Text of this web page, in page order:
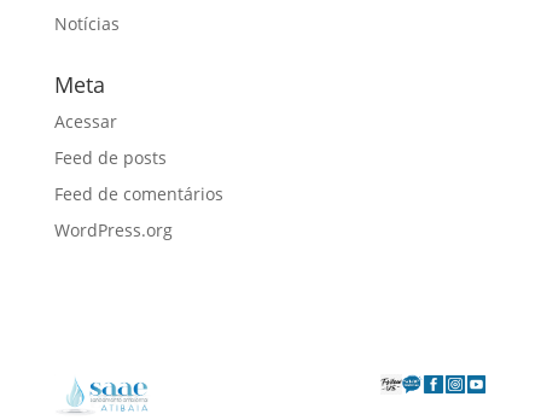
Notícias
Meta
Acessar
Feed de posts
Feed de comentários
WordPress.org